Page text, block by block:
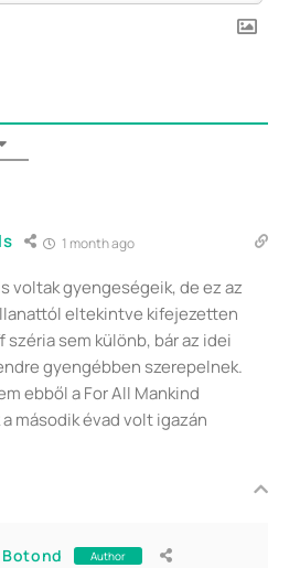
1 month ago
voltak gyengeségeik, de ez az
eltekintve kifejezetten
sem különb, bár az idei
gyengébben szerepelnek.
ebből a For All Mankind
második évad volt igazán
Author